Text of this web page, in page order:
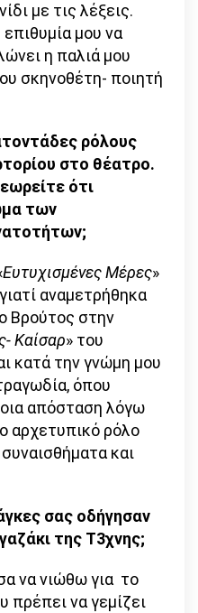
με τις λέξεις.
επιθυμία μου να
η παλιά μου
σκηνοθέτη- ποιητή
ρόλους
στο θέατρο.
ότι
των
Ευτυχισμένες Μέρες»
αναμετρήθηκα
Βρούτος στην
Καίσαρ» του
κατά την γνώμη μου
όπου
απόσταση λόγω
αρχετυπικό ρόλο
και
σας οδήγησαν
της Τ3χνης;
να νιώθω για το
πρέπει να γεμίζει